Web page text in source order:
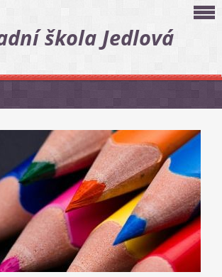
škola Jedlová